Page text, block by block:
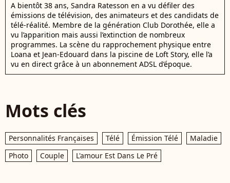
A bientôt 38 ans, Sandra Ratesson en a vu défiler des
émissions de télévision, des animateurs et des candidats de
télé-réalité. Membre de la génération Club Dorothée, elle a
vu l’apparition mais aussi l’extinction de nombreux
programmes. La scène du rapprochement physique entre
Loana et Jean-Edouard dans la piscine de Loft Story, elle l’a
vu en direct grâce à un abonnement ADSL d’époque.
Mots clés
Personnalités Françaises Télé Émission Télé
Maladie
Photo
Couple L'amour Est Dans Le Pré